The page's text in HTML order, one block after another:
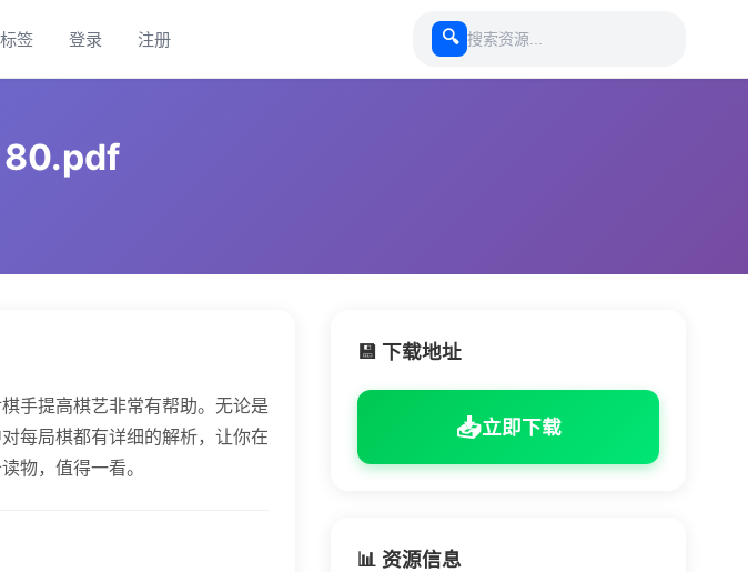
标签 登录 注册 🔍
手提高棋艺非常有帮助。无论是
每局棋都有详细的解析，让你在
物，值得一看。
💾 下载地址
📥立即下载
📊 资源信息